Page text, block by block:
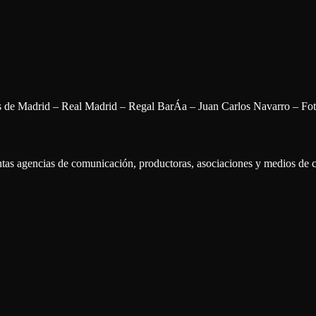
Madrid – Real Madrid – Regal BarÁa – Juan Carlos Navarro –
agencias de comunicación, productoras, asociaciones y medios de